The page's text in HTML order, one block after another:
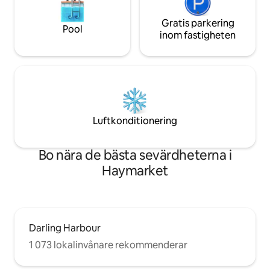
Pool
Gratis parkering
inom fastigheten
Luftkonditionering
Bo nära de bästa sevärdheterna i
Haymarket
Darling Harbour
1 073 lokalinvånare rekommenderar